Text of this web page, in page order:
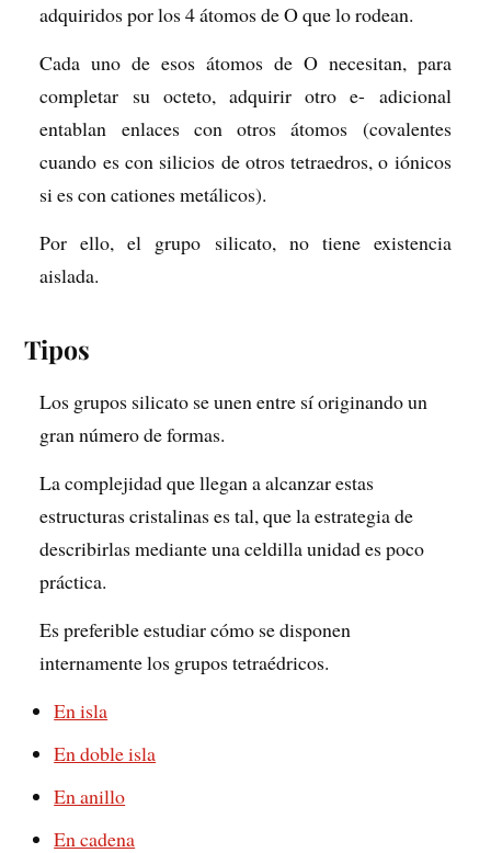
adquiridos por los 4 átomos de O que lo rodean.
Cada uno de esos átomos de O necesitan, para
completar su octeto, adquirir otro e- adicional
entablan enlaces con otros átomos (covalentes
cuando es con silicios de otros tetraedros, o iónicos
si es con cationes metálicos).
Por ello, el grupo silicato, no tiene existencia
aislada.
Tipos
Los grupos silicato se unen entre sí originando un
gran número de formas.
La complejidad que llegan a alcanzar estas
estructuras cristalinas es tal, que la estrategia de
describirlas mediante una celdilla unidad es poco
práctica.
Es preferible estudiar cómo se disponen
internamente los grupos tetraédricos.
En isla
En doble isla
En anillo
En cadena